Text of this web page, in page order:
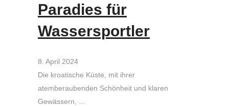
Paradies für
Wassersportler
8. April 2024
Die kroatische Küste, mit ihrer
atemberaubenden Schönheit und klaren
Gewässern, …